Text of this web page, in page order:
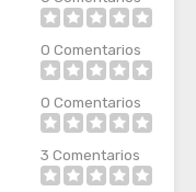
0 Comentarios
0 Comentarios
3 Comentarios